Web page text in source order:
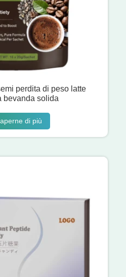
perdita di peso latte
bevanda solida
di più